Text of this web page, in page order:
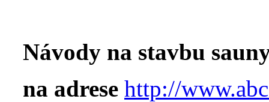
Návody na stavbu
na adrese http://